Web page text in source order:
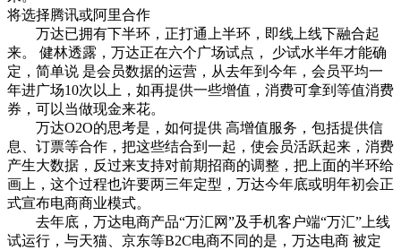
将选择腾讯或阿里合作
万达已拥有下半环，正打通上半环，即线上线下融合起
来。 健林透露，万达正在六个广场试点， 少试水半年才能确
定，简单说 是会员数据的运营，从去年到今年，会员平均一
年进广场10次以上，如再提供一些增值，消费可拿到等值消费
券，可以当做现金来花。
万达O2O的思考是，如何提供 高增值服务，包括提供信
息、订票等合作，把这些结合到一起，使会员活跃起来，消费
产生大数据，反过来支持对前期招商的调整，把上面的半环给
画上，这个过程也许要两三年定型，万达今年底或明年初会正
式宣布电商商业模式。
去年底，万达电商产品“万汇网”及手机客户端“万汇”上线
试运行，与天猫、京东等B2C电商不同的是，万达电商 被定